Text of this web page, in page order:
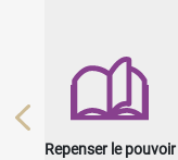
Repenser le pouvoir
Previous